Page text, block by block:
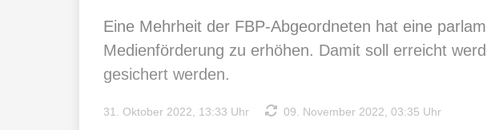
Eine Mehrheit der FBP-Abgeordneten hat eine
Medienförderung zu erhöhen. Damit soll erreicht
gesichert werden.
31. Oktober 2022, 13:33 Uhr 09. November 2022, 03:35 Uhr